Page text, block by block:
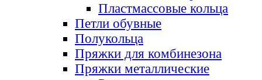
Пластмассовые кольца
Петли обувные
Полукольца
Пряжки для комбинезона
Пряжки металлические